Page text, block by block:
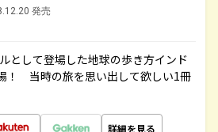
発売
として登場した地球の歩き方インド
！ 当時の旅を思い出して欲しい1冊
詳細を見る